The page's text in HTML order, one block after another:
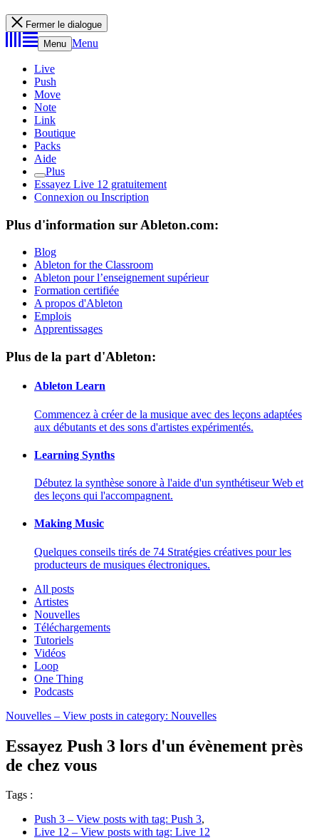
Fermer le dialogue
Menu Menu
Live
Push
Move
Note
Link
Boutique
Packs
Aide
Plus
Essayez Live 12 gratuitement
Connexion ou Inscription
Plus d'information sur Ableton.com:
Blog
Ableton for the Classroom
Ableton pour l’enseignement supérieur
Formation certifiée
A propos d'Ableton
Emplois
Apprentissages
Plus de la part d'Ableton:
Ableton Learn
Commencez à créer de la musique avec des leçons adaptées
aux débutants et des sons d'artistes expérimentés.
Learning Synths
Débutez la synthèse sonore à l'aide d'un synthétiseur Web et
des leçons qui l'accompagnent.
Making Music
Quelques conseils tirés de 74 Stratégies créatives pour les
producteurs de musiques électroniques.
All posts
Artistes
Nouvelles
Téléchargements
Tutoriels
Vidéos
Loop
One Thing
Podcasts
Nouvelles – View posts in category: Nouvelles
Essayez Push 3 lors d'un évènement près
de chez vous
Tags :
Push 3 – View posts with tag: Push 3,
Live 12 – View posts with tag: Live 12